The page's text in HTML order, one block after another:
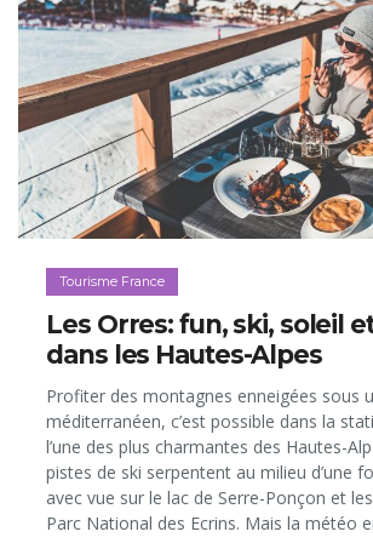
Tourisme France
Les Orres: fun, ski, soleil
dans les Hautes-Alpes
Profiter des montagnes enneigées sous
méditerranéen, c’est possible dans la
l’une des plus charmantes des Hautes-
pistes de ski serpentent au milieu d’une
avec vue sur le lac de Serre-Ponçon et
Parc National des Ecrins. Mais la météo